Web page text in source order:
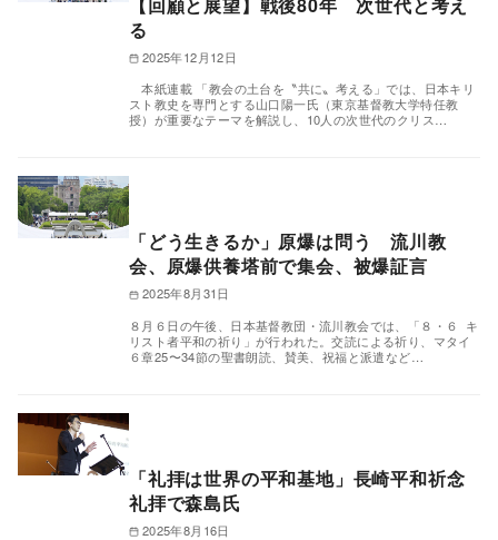
る
2025年12月12日
本紙連載 「教会の土台を〝共に〟考える」では、日本キリ
スト教史を専門とする山口陽一氏（東京基督教大学特任教
授）が重要なテーマを解説し、10人の次世代のクリス…
「どう生きるか」原爆は問う 流川教
会、原爆供養塔前で集会、被爆証言
2025年8月31日
８月６日の午後、日本基督教団・流川教会では、「８・６ キ
リスト者平和の祈り」が行われた。交読による祈り、マタイ
６章25〜34節の聖書朗読、賛美、祝福と派遣など…
「礼拝は世界の平和基地」長崎平和祈念
礼拝で森島氏
2025年8月16日